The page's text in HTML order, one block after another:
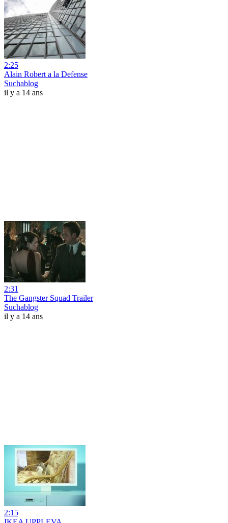
2:25
Alain Robert a la Defense
Suchablog
il y a 14 ans
2:31
The Gangster Squad Trailer
Suchablog
il y a 14 ans
2:15